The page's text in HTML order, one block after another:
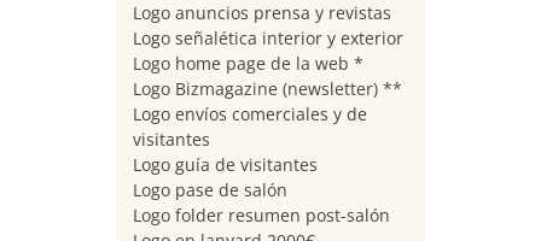
Logo anuncios prensa y revistas
Logo señalética interior y exterior
Logo home page de la web *
Logo Bizmagazine (newsletter) **
Logo envíos comerciales y de
visitantes
Logo guía de visitantes
Logo pase de salón
Logo folder resumen post-salón